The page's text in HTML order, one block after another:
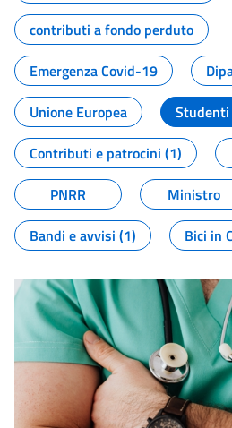
contributi a fondo perduto
Emergenza Covid-19
Unione Europea
Contributi e patrocini (1)
PNRR
Ministro
Bandi e avvisi (1)
Bici in